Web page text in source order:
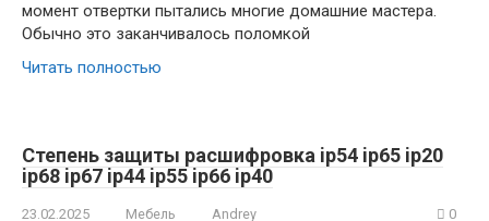
момент отвертки пытались многие домашние мастера.
Обычно это заканчивалось поломкой
Читать полностью
Степень защиты расшифровка ip54 ip65 ip20
ip68 ip67 ip44 ip55 ip66 ip40
23.02.2025 Мебель Andrey 0